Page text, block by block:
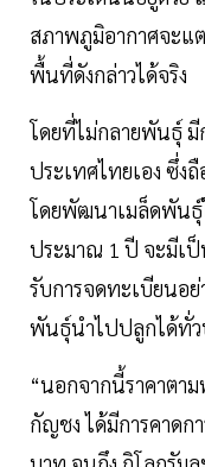
สภาพภูมิอากาศจะแ
พื้นที่ดังกล่าวได้จริง
โดยที่ไม่กลายพันธุ์
ประเทศไทยเอง ซึ่ง
โดยพัฒนาเมล็ดพัน
ประมาณ 1 ปี จะมีเ
รับการจดทะเบียนอย่
พันธุ์นำไปปลูกได้ทั่ว
“นอกจากนี้ราคาตา
กัญชง ได้มีการคาดก